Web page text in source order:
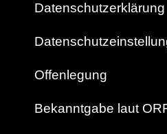
Datenschutzerklärung
Offenlegung
Bekanntgabe laut